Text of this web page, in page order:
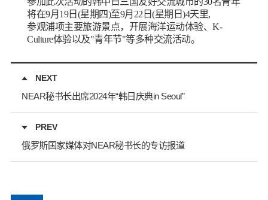
将在9月19日(星期四)至9月22日(星期日)4天里,
参观浦项主要旅游景点，开展海洋运动体验、K-
Culture体验以及"青年节"等多种交流活动。
NEXT
NEAR秘书长出席2024年“韩日庆典in Seoul”
PREV
俄罗斯国家媒体对NEAR秘书长的专访报道